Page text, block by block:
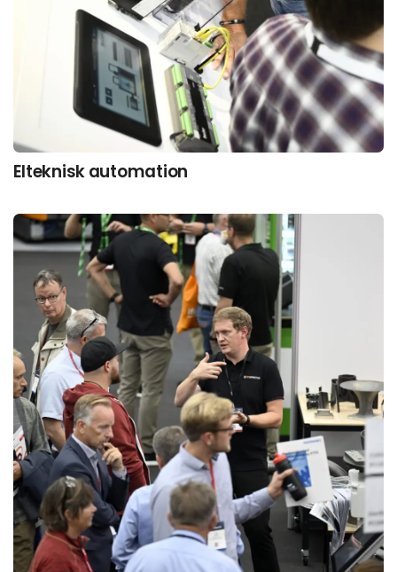
Elteknisk automation